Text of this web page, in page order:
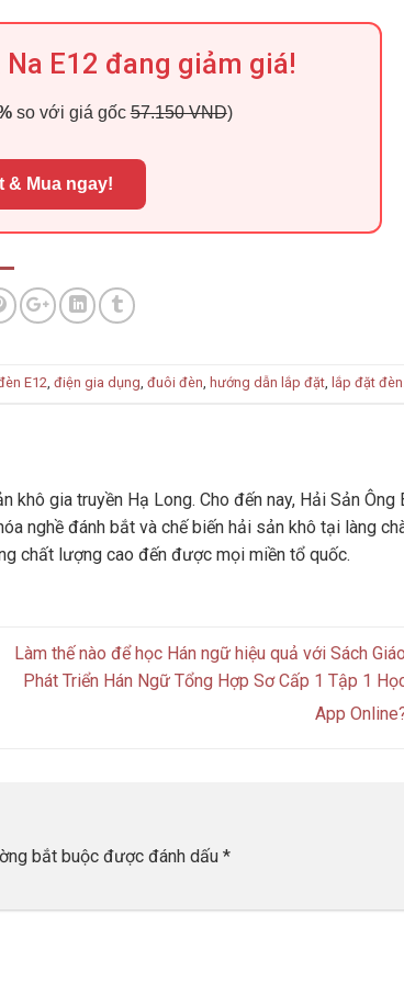
E12 đang giảm giá!
so với giá gốc57.150 VND)
& Mua ngay!
E12, điện gia dụng, đuôi đèn, hướng dẫn lắp đặt, lắp đặt đèn
khô gia truyền Hạ Long. Cho đến nay, Hải Sản Ông
nghề đánh bắt và chế biến hải sản khô tại làng
chất lượng cao đến được mọi miền tổ quốc.
Làm thế nào để học Hán ngữ hiệu quả với Sách
Phát Triển Hán Ngữ Tổng Hợp Sơ Cấp 1 Tập 1
App
bắt buộc được đánh dấu *